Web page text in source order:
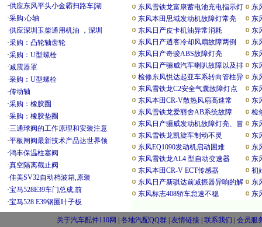
·供应东风平头小金霸扫路车|湖
·采购:心轴
·供应深圳玉柴通用机油 ，深圳
·采购：凸轮轴齿轮
·采购：U型螺栓
·减震器罩
·采购：U型螺栓
·传动轴
·采购：橡胶圈
·采购：橡胶垫圈
·三通球阀的工作原理和安装注意
·平板闸阀最新技术产品达世界领
·鸿丰保温柱塞阀
·真空隔离截止阀
·佳美SV32自动档波箱,原装
·宝马528E39车门总成,前
·宝马528 E39钢圈叶子板
东风雪铁龙富康蓄电池充电指示灯
东
东风本田思域发动机故障灯常亮
东
东风日产皮卡机油异常消耗
东
东风日产逍客冷却风扇故障两例
东
东风日产奇骏ABS故障灯亮
东
东风日产骊威汽车喇叭故障以及排
东
检修东风悦达起亚车系转向管柱异
东
东风雪铁龙C2安全气囊故障灯点
东
东风本田CR-V散热风扇高速常
东
东风雪铁龙爱丽舍AB系统故障
检
东风日产骊威发动机故障灯亮、冒
东
东风雪铁龙凯旋车制动不灵
东
东风EQ1090发动机启动困难
东
东风雪铁龙AL4 型自动变速器
东
东风本田CR-V ECT传感器
初
东风日产新骐达前减振器异响的解
东
东风标志408轿车怠速不稳
东
关于汽车配件110网 各地汽配QQ群 友情链接 联系我们 会员服